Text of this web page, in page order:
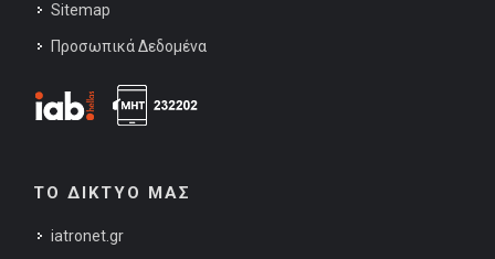
Sitemap
Προσωπικά Δεδομένα
ΤΟ ΔΙΚΤΥΟ ΜΑΣ
iatronet.gr